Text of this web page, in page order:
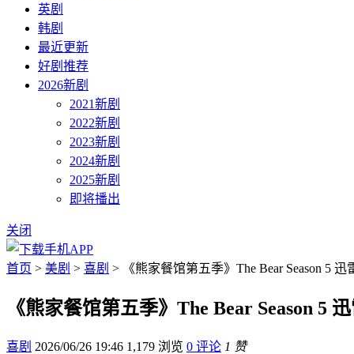
英剧
韩剧
最近更新
好剧推荐
2026新剧
2021新剧
2022新剧
2023新剧
2024新剧
2025新剧
即将播出
关闭
首页 > 美剧 > 喜剧 > 《熊家餐馆第五季》The Bear Season 5 迅
《熊家餐馆第五季》The Bear Season 5
喜剧 2026/06/26 19:46 1,179 浏览 0 评论 1 赞